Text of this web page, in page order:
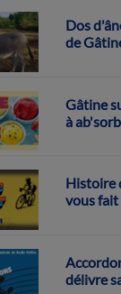
Dos
de
Gâtine
à
Histoire
vous fait
délivre